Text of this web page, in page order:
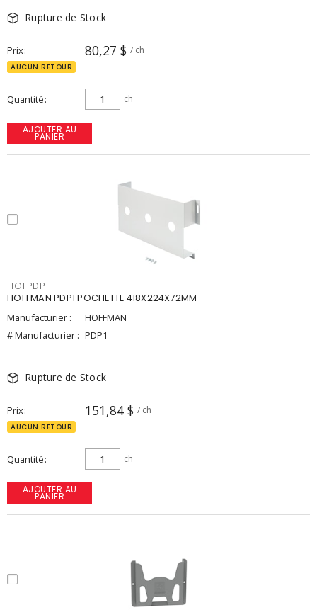
Rupture de Stock
Prix 80,27 $ / ch
AUCUN RETOUR
Quantité ch
AJOUTER AU
PANIER
HOFPDP1
HOFFMAN PDP1 POCHETTE 418X224X72MM
Manufacturier :
HOFFMAN
# Manufacturier : PDP1
Rupture de Stock
Prix 151,84 $ / ch
AUCUN RETOUR
Quantité ch
AJOUTER AU
PANIER